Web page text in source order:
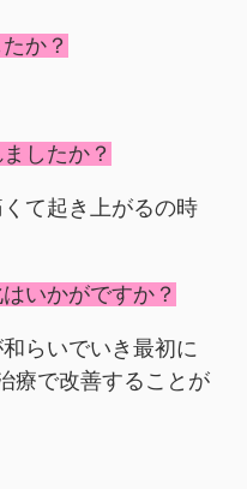
か？
したか？
て起き上がるの時
いかがですか？
らいでいき最初に
療で改善することが